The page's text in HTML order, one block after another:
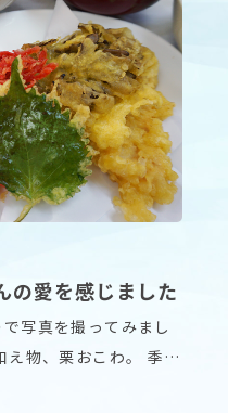
の愛を感じました
写真を撮ってみまし
え物、栗おこわ。 季節